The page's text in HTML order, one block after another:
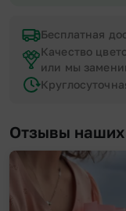
Бесплатная
Качество
или мы
Отзывы наших